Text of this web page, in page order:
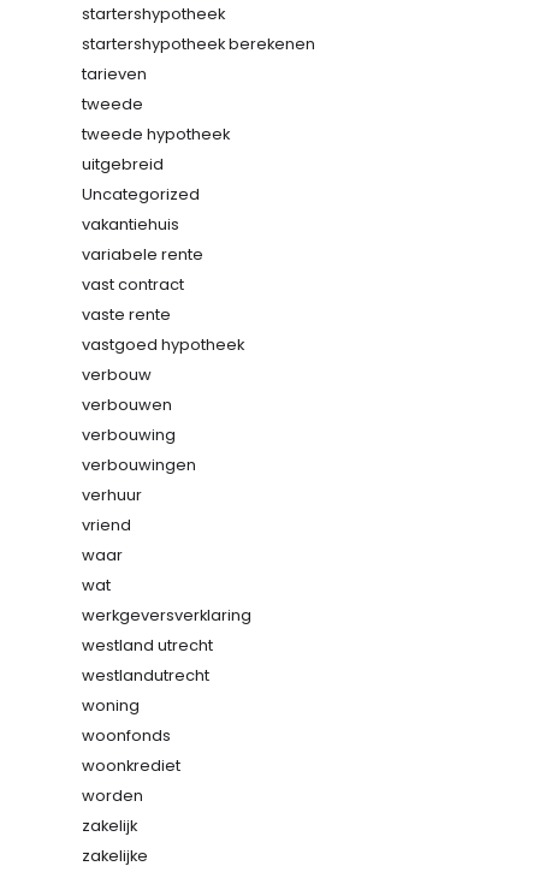
startershypotheek
startershypotheek berekenen
tarieven
tweede
tweede hypotheek
uitgebreid
Uncategorized
vakantiehuis
variabele rente
vast contract
vaste rente
vastgoed hypotheek
verbouw
verbouwen
verbouwing
verbouwingen
verhuur
vriend
waar
wat
werkgeversverklaring
westland utrecht
westlandutrecht
woning
woonfonds
woonkrediet
worden
zakelijk
zakelijke